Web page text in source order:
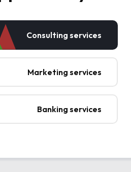
Consulting services
Marketing services
Banking services